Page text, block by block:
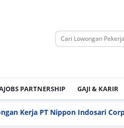
PARTNERSHIP GAJI & KARIR
Nippon Indosari Corpindo Tbk.